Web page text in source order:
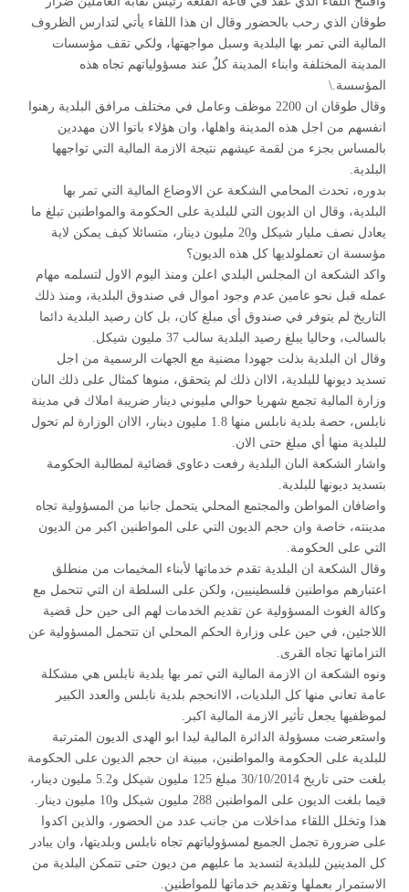
طوقان الذي رحب بالحضور وقال ان هذا اللقاء يأتي لتدارس الظروف
المالية التي تمر بها البلدية وسبل مواجهتها، ولكي تقف مؤسسات
المدينة المختلفة وابناء المدينة كلٌ عند مسؤولياتهم تجاه هذه
المؤسسة.\
وقال طوقان ان 2200 موظف وعامل في مختلف مرافق البلدية رهنوا
انفسهم من اجل هذه المدينة واهلها، وان هؤلاء باتوا الان مهددين
بالمساس بجزء من لقمة عيشهم نتيجة الازمة المالية التي تواجهها
البلدية.
بدوره، تحدث المحامي الشكعة عن الاوضاع المالية التي تمر بها
البلدية، وقال ان الديون التي للبلدية على الحكومة والمواطنين تبلغ ما
يعادل نصف مليار شيكل و20 مليون دينار، متسائلا كيف يمكن لاية
مؤسسة ان تعملولديها كل هذه الديون؟
واكد الشكعة ان المجلس البلدي اعلن ومنذ اليوم الاول لتسلمه مهام
عمله قبل نحو عامين عدم وجود اموال في صندوق البلدية، ومنذ ذلك
التاريخ لم يتوفر في صندوق أي مبلغ كان، بل كان رصيد البلدية دائما
بالسالب، وحاليا يبلغ رصيد البلدية سالب 37 مليون شيكل.
وقال ان البلدية بذلت جهودا مضنية مع الجهات الرسمية من اجل
تسديد ديونها للبلدية، الاان ذلك لم يتحقق، منوها كمثال على ذلك الىان
وزارة المالية تجمع شهريا حوالي مليوني دينار ضريبة املاك في مدينة
نابلس، حصة بلدية نابلس منها 1.8 مليون دينار، الاان الوزارة لم تحول
للبلدية منها أي مبلغ حتى الان.
واشار الشكعة الىان البلدية رفعت دعاوى قضائية لمطالبة الحكومة
بتسديد ديونها للبلدية.
واضافان المواطن والمجتمع المحلي يتحمل جانبا من المسؤولية تجاه
مدينته، خاصة وان حجم الديون التي على المواطنين اكبر من الديون
التي على الحكومة.
وقال الشكعة ان البلدية تقدم خدماتها لأبناء المخيمات من منطلق
اعتبارهم مواطنين فلسطينيين، ولكن على السلطة ان التي تتحمل مع
وكالة الغوث المسؤولية عن تقديم الخدمات لهم الى حين حل قضية
اللاجئين، في حين على وزارة الحكم المحلي ان تتحمل المسؤولية عن
التزاماتها تجاه القرى.
ونوه الشكعة ان الازمة المالية التي تمر بها بلدية نابلس هي مشكلة
عامة تعاني منها كل البلديات، الاانحجم بلدية نابلس والعدد الكبير
لموظفيها يجعل تأثير الازمة المالية اكبر.
واستعرضت مسؤولة الدائرة المالية ليدا ابو الهدى الديون المترتبة
للبلدية على الحكومة والمواطنين، مبينة ان حجم الديون على الحكومة
بلغت حتى تاريخ 30/10/2014 مبلغ 125 مليون شيكل و5.2 مليون دينار،
فيما بلغت الديون على المواطنين 288 مليون شيكل و10 مليون دينار.
هذا وتخلل اللقاء مداخلات من جانب عدد من الحضور، والذين اكدوا
على ضرورة تجمل الجميع لمسؤولياتهم تجاه نابلس وبلديتها، وان يبادر
كل المدينين للبلدية لتسديد ما عليهم من ديون حتى تتمكن البلدية من
الاستمرار بعملها وتقديم خدماتها للمواطنين.